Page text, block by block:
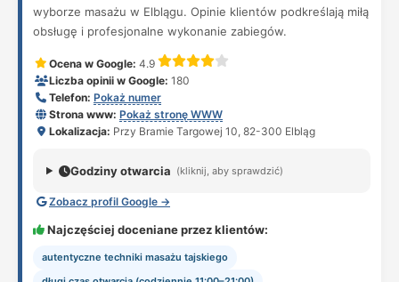
wyborze masażu w Elblągu. Opinie klientów podkreślają miłą
obsługę i profesjonalne wykonanie zabiegów.
Ocena w Google: 4.9
Liczba opinii w Google: 180
Telefon: Pokaż numer
Strona www: Pokaż stronę WWW
Lokalizacja: Przy Bramie Targowej 10, 82-300 Elbląg
Godziny otwarcia (kliknij, aby sprawdzić)
Zobacz profil Google →
Najczęściej doceniane przez klientów:
autentyczne techniki masażu tajskiego